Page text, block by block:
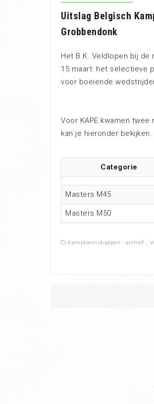
Uitslag Belgisch
Grobbendonk
Het B.K. Veldlopen bij
15 maart: het selectieve
voor boeiende
Voor KAPE kwamen
kan je hieronder bekijken.
Categorie
Masters M45
Masters M50
Kampioenschappen - archief ,